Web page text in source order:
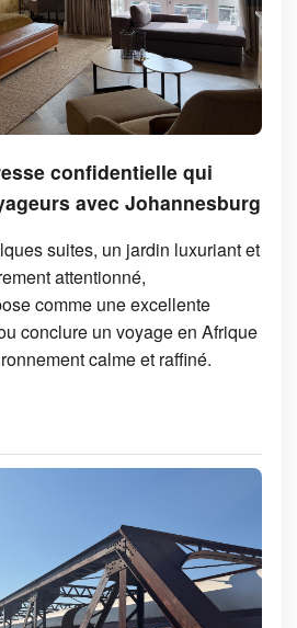
confidentielle qui
avec Johannesburg
suites, un jardin luxuriant et
attentionné,
comme une excellente
conclure un voyage en Afrique
calme et raffiné.